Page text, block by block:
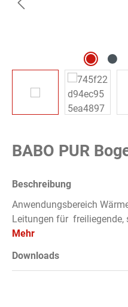
BABO PUR
Beschreibung
Anwendungsbereich
Leitungen für
Mehr
Downloads